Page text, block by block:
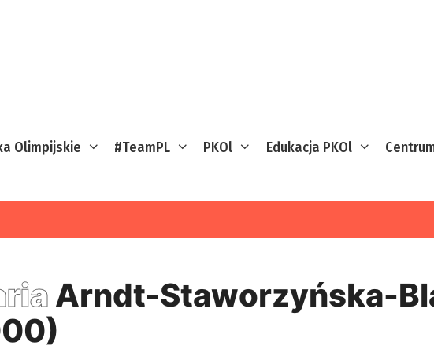
Olimpijskie #TeamPL PKOl Edukacja PKOl
Arndt-Staworzyńska-